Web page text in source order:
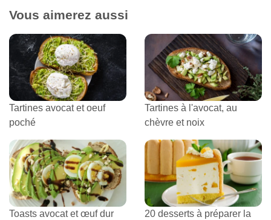
Vous aimerez aussi
Tartines avocat et oeuf
poché
Tartines à l'avocat, au
chèvre et noix
Toasts avocat et œuf dur
20 desserts à préparer la